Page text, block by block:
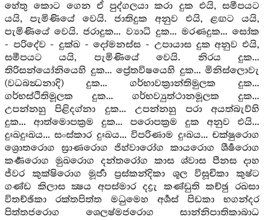
හේතු කොට ගෙන ඒ පුද්ගලයා කරා දුක එයි, සමීපයට
යයි, පැමිණියේ වෙයි. ජාතිදුක අනුව එයි, ළඟට යයි,
පැමිණියේ වෙයි. ජරාදුක... ව්‍යාධි දුක... මරණදුක... සෝක
- පරිදේව - දුක්ඛ - දෝමනස්ස - උපායාස දුක අනුව එයි,
සමීපයට යයි, පැමිණියේ වෙයි. නිරය දුක...
තිරිසන්යෝනියෙහි දුක... ප්‍රේතවිෂයෙහි දුක... මිනිස්ලොවැ
(වධබන්‍ධනාදි) දුක... ගර්භාවක්‍රාන්තිමුලක දුක...
ගර්භස්ථිතිමූලක දුක... ගර්භව්‍යුත්ථානමූලක දුක...
උපන්නහු පිළිදග්නා දුක... උපන්නහු පරා අයත්බැව්හි
දුක... ආත්මොපක්‍රම දුක... පරොපක්‍රම දුක අනුව එයි...
දුඃඛදුඃඛය... සංස්කාර දුඃඛය... විපරිණාම දුඃඛය... චක්ෂුරොග
ශ්‍රොතරොග ඝ්‍රාණරොග ජිහ්වාරෝග කායරොග ශීර්‍ෂරොග
කර්‍ණරොග මුඛරොග දන්තරෝග කාස ශ්වාස පීනස දාහ
ජ්වර කුක්ෂිරොග මූර්‍ජා ප්‍රස්කන්දිකා ශූල විසූචිකා කුෂ්ට
ගණ්ඩ කිලාස ක්‍ෂය අපස්මාර දද්‍රැ කණ්ඩුති කච්ඡු රඛසා
විතච්ඡිකා රක්තපිත්ත මධුමෙහ අර්‍ශස් පිඩකා භගන්දර
පිත්තජරොග ශෙලෂ්මජරොග සාන්නිපාතිකාබාධ